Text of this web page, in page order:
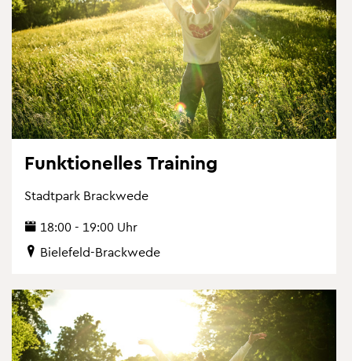
Funk­tio­nel­les Trai­ning
Stadt­park Brack­we­de
18:00 - 19:00 Uhr
Bie­le­feld-Brack­we­de